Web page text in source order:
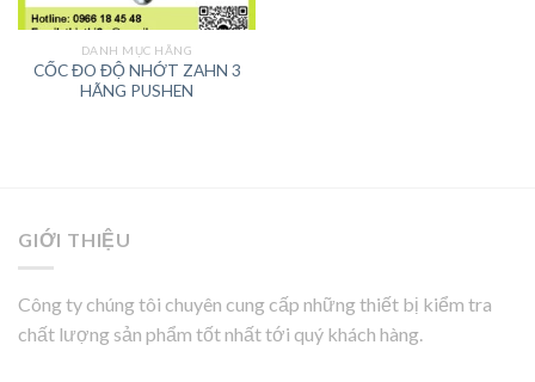
DANH MỤC HÃNG
CỐC ĐO ĐỘ NHỚT ZAHN 3
HÃNG PUSHEN
GIỚI THIỆU
Công ty chúng tôi chuyên cung cấp những thiết bị kiểm tra
chất lượng sản phẩm tốt nhất tới quý khách hàng.